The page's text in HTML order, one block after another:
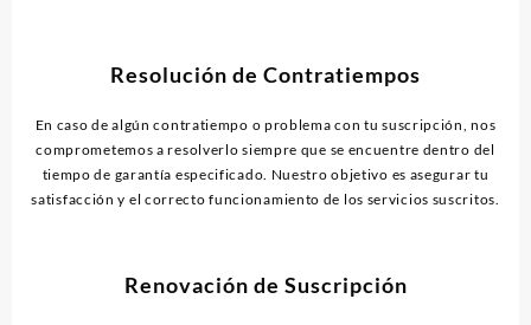
Resolución de Contratiempos
En caso de algún contratiempo o problema con tu suscripción, nos
comprometemos a resolverlo siempre que se encuentre dentro del
tiempo de garantía especificado. Nuestro objetivo es asegurar tu
satisfacción y el correcto funcionamiento de los servicios suscritos.
Renovación de Suscripción